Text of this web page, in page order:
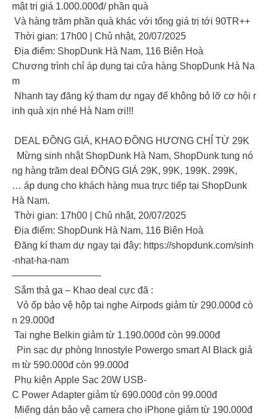
mật trị giá 1.000.000đ/ phần quà
Và hàng trăm phần quà khác với tổng giá trị tới 90TR++
Thời gian: 17h00 | Chủ nhật, 20/07/2025
Địa điểm: ShopDunk Hà Nam, 116 Biên Hoà
Chương trình chỉ áp dụng tại cửa hàng ShopDunk Hà Na
m
Nhanh tay đăng ký tham dự ngay để không bỏ lỡ cơ hội r
inh quà xịn nhé Hà Nam ơi!!!
DEAL ĐỒNG GIÁ, KHAO ĐỒNG HƯƠNG CHỈ TỪ 29K
Mừng sinh nhật ShopDunk Hà Nam, ShopDunk tung nó
ng hàng trăm deal ĐỒNG GIÁ 29K, 99K, 199K. 299K,
… áp dụng cho khách hàng mua trực tiếp tại ShopDunk
Hà Nam.
Thời gian: 17h00 | Chủ nhật, 20/07/2025
Địa điểm: ShopDunk Hà Nam, 116 Biên Hoà
Đăng kí tham dự ngay tại đây: https://shopdunk.com/sinh
-nhat-ha-nam
—————————-
Sắm thả ga – Khao deal cực đã :
Vỏ ốp bảo vệ hộp tai nghe Airpods giảm từ 290.000đ cò
n 29.000đ
Tai nghe Belkin giảm từ 1.190.000đ còn 99.000đ
Pin sạc dự phòng Innostyle Powergo smart AI Black giả
m từ 590.000đ còn 99.000đ
Phụ kiện Apple Sạc 20W USB-
C Power Adapter giảm từ 690.000đ còn 99.000đ
Miếng dán bảo vệ camera cho iPhone giảm từ 190.000đ